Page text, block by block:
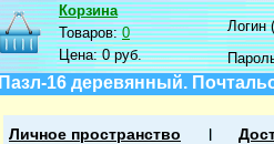
Корзина
Товаров:0
Цена:0 руб.
Логин
Пазл-16 деревянный.
Личное пространство